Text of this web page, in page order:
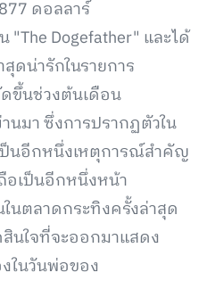
ดอลลาร์
"The Dogefather" และได้
ดน่ารักในรายการ
ดขึ้นช่วงต้นเดือน
มา ซึ่งการปรากฏตัวใน
ป็นอีกหนึ่งเหตุการณ์สำคัญ
อเป็นอีกหนึ่งหน้า
นตลาดกระทิงครั้งล่าสุด
นใจที่จะออกมาแสดง
ในวันพ่อของ